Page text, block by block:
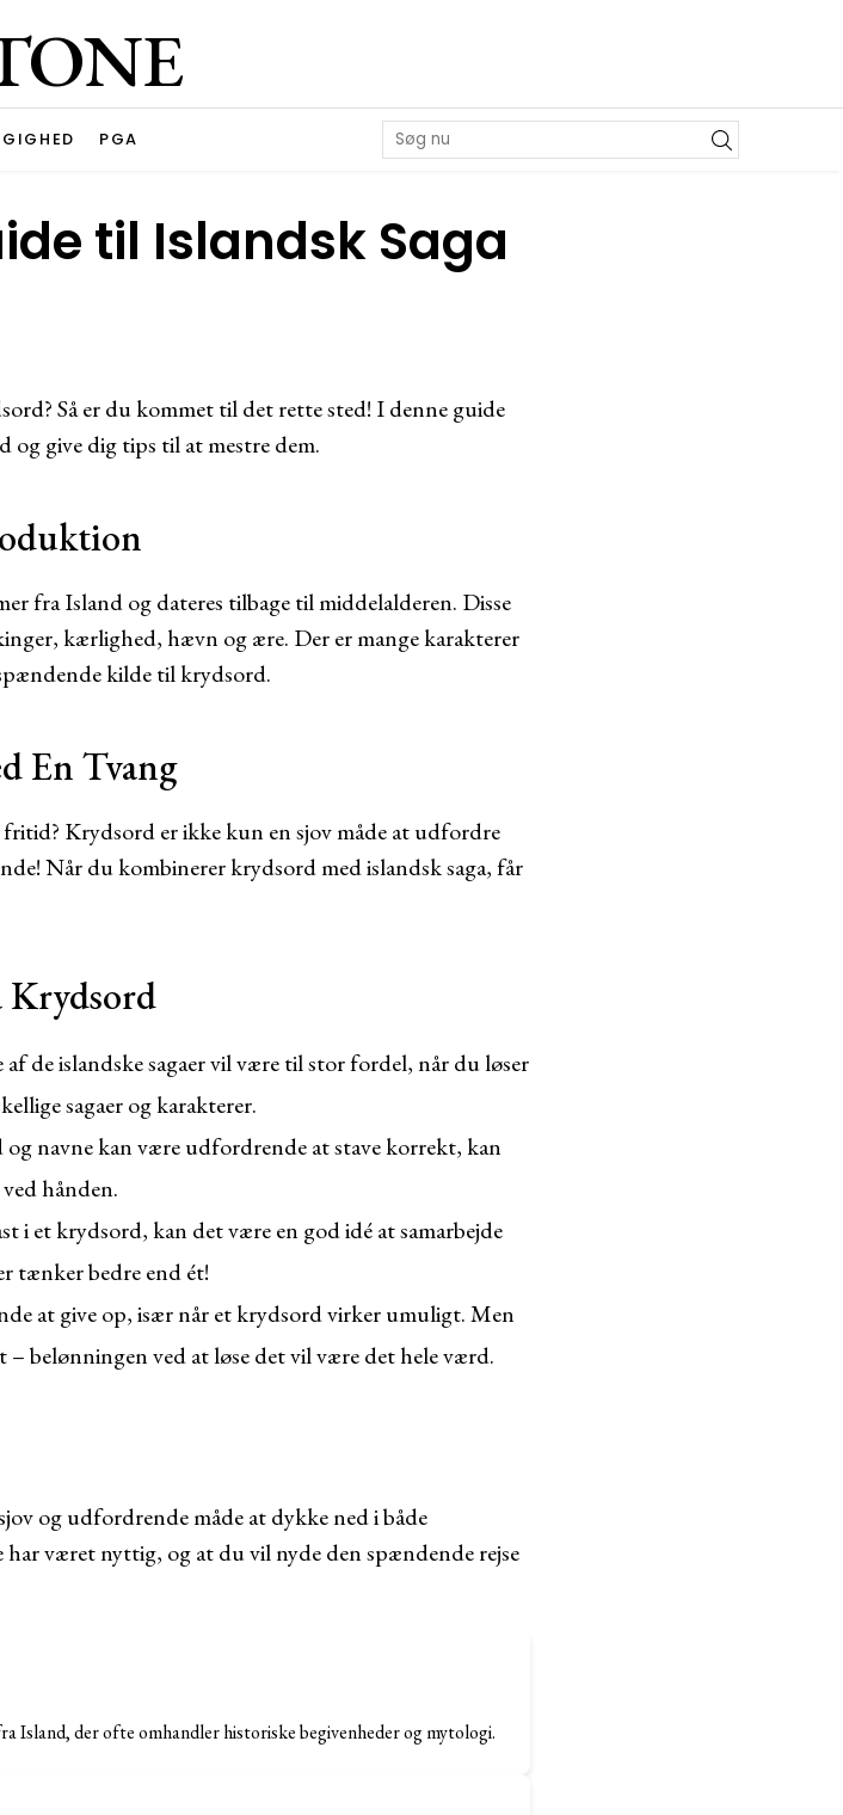
PGA
til Islandsk Saga
Så er du kommet til det rette sted! I denne guide
og give dig tips til at mestre dem.
fra Island og dateres tilbage til middelalderen. Disse
kærlighed, hævn og ære. Der er mange karakterer
kilde til krydsord.
En Tvang
Krydsord er ikke kun en sjov måde at udfordre
Når du kombinerer krydsord med islandsk saga, får
Krydsord
af de islandske sagaer vil være til stor fordel, når du løser
sagaer og karakterer.
og navne kan være udfordrende at stave korrekt, kan
hånden.
i et krydsord, kan det være en god idé at samarbejde
tænker bedre end ét!
at give op, især når et krydsord virker umuligt. Men
belønningen ved at løse det vil være det hele værd.
og udfordrende måde at dykke ned i både
været nyttig, og at du vil nyde den spændende rejse
der ofte omhandler historiske begivenheder og mytologi.